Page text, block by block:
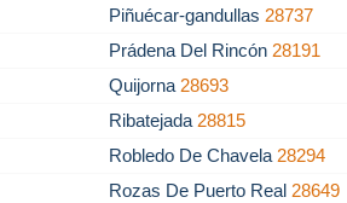
Piñuécar-gandullas 28737
Prádena Del Rincón 28191
Quijorna 28693
Ribatejada 28815
Robledo De Chavela 28294
Rozas De Puerto Real 28649